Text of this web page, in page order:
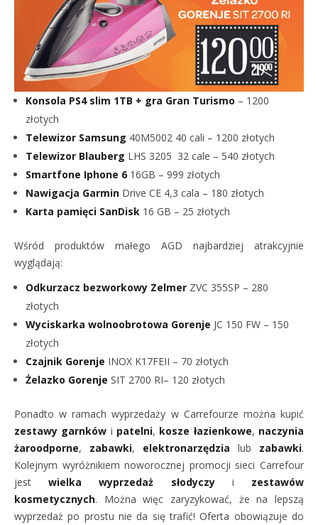
Konsola PS4 slim 1TB + gra Gran Turismo – 1200
złotych
Telewizor Samsung 40M5002 40 cali – 1200 złotych
Telewizor Blauberg LHS 3205 32 cale – 540 złotych
Smartfone Iphone 6 16GB – 999 złotych
Nawigacja Garmin Drive CE 4,3 cala – 180 złotych
Karta pamięci SanDisk 16 GB – 25 złotych
Wśród produktów małego AGD najbardziej atrakcyjnie
wyglądają:
Odkurzacz bezworkowy Zelmer ZVC 355SP – 280
złotych
Wyciskarka wolnoobrotowa Gorenje JC 150 FW – 150
złotych
Czajnik Gorenje INOX K17FEII – 70 złotych
Żelazko Gorenje SIT 2700 RI– 120 złotych
Ponadto w ramach wyprzedaży w Carrefourze można kupić
zestawy garnków i patelni, kosze łazienkowe, naczynia
żaroodporne, zabawki, elektronarzędzia lub zabawki.
Kolejnym wyróżnikiem noworocznej promocji sieci Carrefour
jestwielka wyprzedaż słodyczyi zestawów
kosmetycznych. Można więc zaryzykować, że na lepszą
wyprzedaż po prostu nie da się trafić! Oferta obowiązuje do